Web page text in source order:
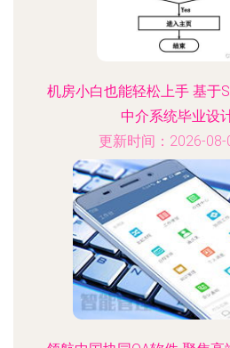
机房小白也能轻松上手 基于
中介系统毕业设
更新时间：2026-08-